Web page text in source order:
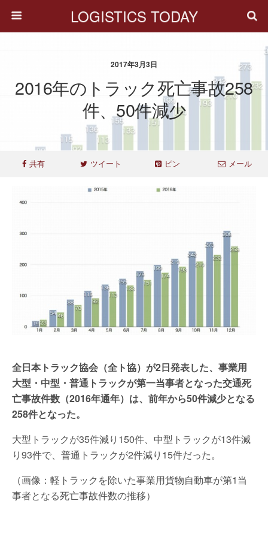
LOGISTICS TODAY
2017年3月3日
2016年のトラック死亡事故258
件、50件減少
共有 ツイート ピン メール
全日本トラック協会（全ト協）が2日発表した、事業用
大型・中型・普通トラックが第一当事者となった交通死
亡事故件数（2016年通年）は、前年から50件減少となる
258件となった。
大型トラックが35件減り150件、中型トラックが13件減
り93件で、普通トラックが2件減り15件だった。
（画像：軽トラックを除いた事業用貨物自動車が第1当
事者となる死亡事故件数の推移）